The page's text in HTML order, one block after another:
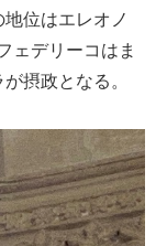
位はエレオノ
ェデリーコはま
摂政となる。